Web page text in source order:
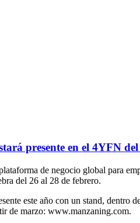
presente en el 4YFN
de negocio global para
del 26 al 28 de febrero.
este año con un stand, dentro
de marzo: www.manzaning.com.